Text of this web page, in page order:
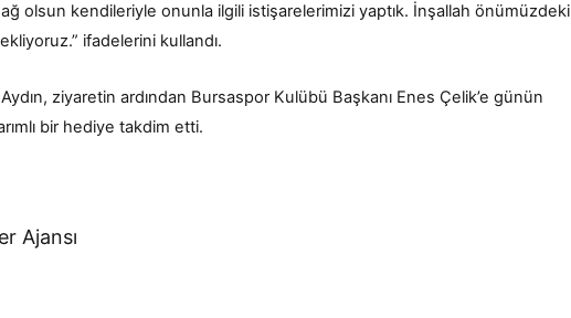
olsun kendileriyle onunla ilgili istişarelerimizi yaptık. İnşallah önümüzdeki
ifadelerini kullandı.
ziyaretin ardından Bursaspor Kulübü Başkanı Enes Çelik’e günün
bir hediye takdim etti.
Ajansı